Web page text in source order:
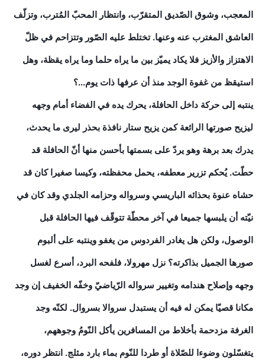
المعجب، وشوق الصّديق المتقرّب، وانتظار المحبّ المُترب، وتزلّف
العاشق المغترب عنه وعنها. تختلط عليه الصّور وتتزاحم في ظلّ
الاهتزاز والأزيز فلا يكاد يميّز بين ما يراه حلما وما يراه يقظة، وهل
استيقظ من غفوة الوجد منذ أن عرفها ذات يوم...؟
ينتبه إلى حركة داخل الحافلة، يحرك يده في الفضاء أمام وجهه
ليزيح صورتها الرائعة كمن يزيح ستار نافذة بحذر ليرى ما يحدث،
يدرك بعد برهة وهو يردّ على بسمتها بأحسن منها أنّ الحافلة قد
حطّت. يُحكم تزرير معطفه، يحمل محفظته، وكيسا صغيرا كان قد
حشاه عنوة بحذائه الباريسي وسرواله وحزامه الجلدي وقد كان في
نيّته أن يلبسها جميعا في آخر محطّة تتوقّف فيها الحافلة قبل
الوصول، ولكن هل يغادر الفردوس من يغفو وينتبه على ألبوم
صورها الجميل بذاكرته؟ نزل مهرولا، فلفحه البرد، أسرع لغسل
وجهه وإصلاح هندامه وتغيير سرواله الرّياضيّ وخفّه الخفيف إن وجد
مكانا قصيّا يمكن له فيه أن يستبدل سروالا بسروال. لكنّه وجد
الغرفة مزدحمة بأخلاط من المسافرين يأكل النّومُ وجوههم،
يتغسّلون وضوءا للصّلاة أو طردا للنّوم بماء بارد مثلج. انتظر دوره،